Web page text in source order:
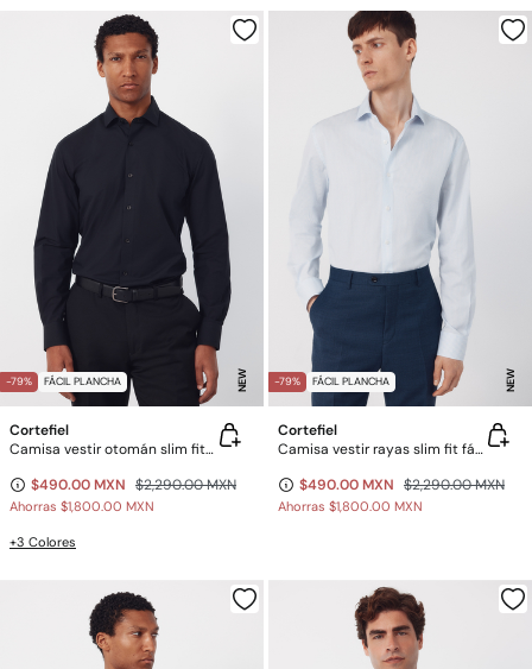
-79% FÁCIL PLANCHA NEW
Cortefiel
Camisa vestir otomán slim fit fácil plancha
$490.00 MXN $2,290.00 MXN
Ahorras $1,800.00 MXN
+3 Colores
-79% FÁCIL PLANCHA NEW
Cortefiel
Camisa vestir rayas slim fit fácil plancha
$490.00 MXN $2,290.00 MXN
Ahorras $1,800.00 MXN